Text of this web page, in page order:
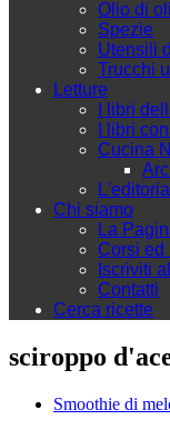
Olio di
Spezie
Utensili
Trucchi
Letture
I libri
I libri
Cucina
Chi siamo
La
Corsi ed
Iscriviti
Contatti
Cerca ricette
sciroppo
Smoothie di